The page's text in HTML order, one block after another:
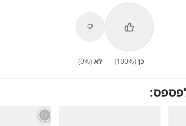
כן (
100%) לא (
0%)